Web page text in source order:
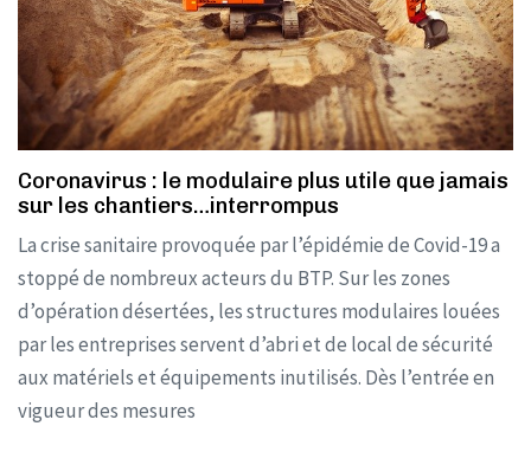
Coronavirus : le modulaire plus utile que jamais
sur les chantiers…interrompus
La crise sanitaire provoquée par l’épidémie de Covid-19 a
stoppé de nombreux acteurs du BTP. Sur les zones
d’opération désertées, les structures modulaires louées
par les entreprises servent d’abri et de local de sécurité
aux matériels et équipements inutilisés. Dès l’entrée en
vigueur des mesures